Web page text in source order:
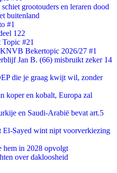
grootouders en leraren dood
buitenland
#1
122
#21
Bekertopic 2026/27 #1
Jan B. (66) misbruikt zeker 14
die je graag kwijt wil, zonder
koper en kobalt, Europa zal
en Saudi-Arabië bevat art.5
El-Sayed wint nipt voorverkiezing
hem in 2028 opvolgt
over dakloosheid